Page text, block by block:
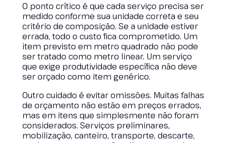
O ponto crítico é que cada serviço precisa ser
medido conforme sua unidade correta e seu
critério de composição. Se a unidade estiver
errada, todo o custo fica comprometido. Um
item previsto em metro quadrado não pode
ser tratado como metro linear. Um serviço
que exige produtividade específica não deve
ser orçado como item genérico.
Outro cuidado é evitar omissões. Muitas falhas
de orçamento não estão em preços errados,
mas em itens que simplesmente não foram
considerados. Serviços preliminares,
mobilização, canteiro, transporte, descarte,